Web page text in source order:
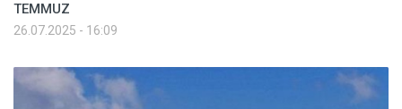
TEMMUZ
26.07.2025 - 16:09